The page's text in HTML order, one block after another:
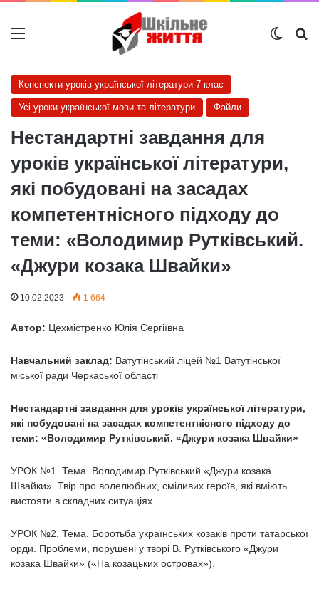
Меню
Конспекти уроків української літератури 7 клас
Усі уроки української мови та літератури Файли
Нестaндартні завдання для
уроків української літератури,
які побудовані на засадах
компетентнісного підходу до
теми: «Володимир Рутківський.
«Джури козака Швайки»
10.02.2023 1 664
Автор: Цехмістренко Юлія Сергіївна
Навчальний заклад: Ватутінський ліцей №1 Ватутінської
міської ради Черкаської області
Нестaндартні завдання для уроків української літератури,
які побудовані на засадах компетентнісного підходу до
теми: «Володимир Рутківський. «Джури козака Швайки»
УРОК №1. Тема. Володимир Рутківський «Джури козака
Швайки». Твір про волелюбних, сміливих героїв, які вміють
вистояти в складних ситуаціях.
УРОК №2. Тема. Боротьба українських козаків проти татарської
орди. Проблеми, порушені у творі В. Рутківського «Джури
козака Швайки» («На козацьких островах»).